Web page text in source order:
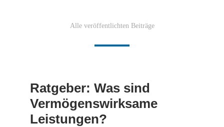
Alle veröffentlichten Beiträge
Ratgeber: Was sind
Vermögenswirksame
Leistungen?